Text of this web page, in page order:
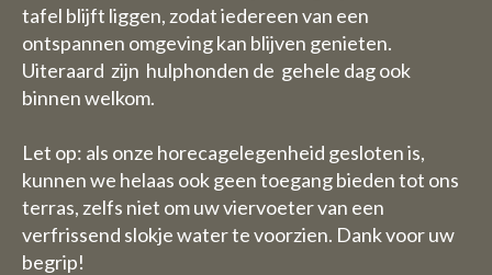
tafel blijft liggen, zodat iedereen van een
ontspannen omgeving kan blijven genieten.
Uiteraard zijn hulphonden de gehele dag ook
binnen welkom.
Let op: als onze horecagelegenheid gesloten is,
kunnen we helaas ook geen toegang bieden tot ons
terras, zelfs niet om uw viervoeter van een
verfrissend slokje water te voorzien. Dank voor uw
begrip!